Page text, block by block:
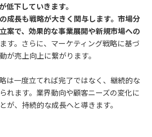
低下していきます。
成長も戦略が大きく関与します。市場分
案で、効果的な事業展開や新規市場への
す。さらに、マーケティング戦略に基づ
が売上向上に繋がります。
は一度立てれば完了ではなく、継続的な
れます。業界動向や顧客ニーズの変化に
が、持続的な成長へと導きます。